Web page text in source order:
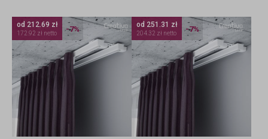
od 212.69 zł
172.92 zł netto -7% od 251.31 zł
204.32 zł netto -7%